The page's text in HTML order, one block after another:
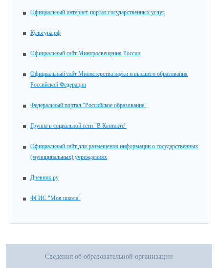
Официальный интернет-портал государственных услуг
Культура.рф
Официальный сайт Минпросвещения России
Официальный сайт Министерства науки и высшего образования
Российской Федерации
Федеральный портал "Российское образование"
Группа в социальной сети "В Контакте"
Официальный сайт для размещения информации о государственных
(муниципальных) учреждениях
Дневник.ру
ФГИС "Моя школа"
Сведения об образовательной организации